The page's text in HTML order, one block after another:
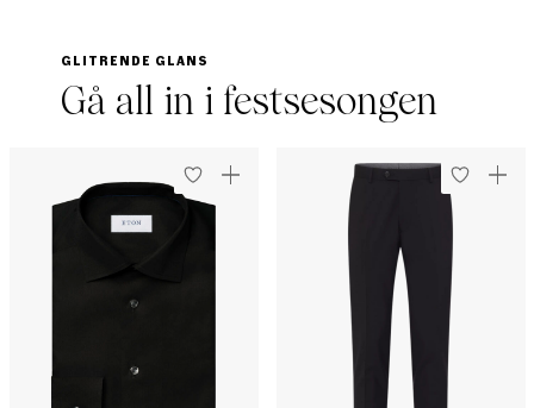
GLITRENDE GLANS
Gå all in i festsesongen